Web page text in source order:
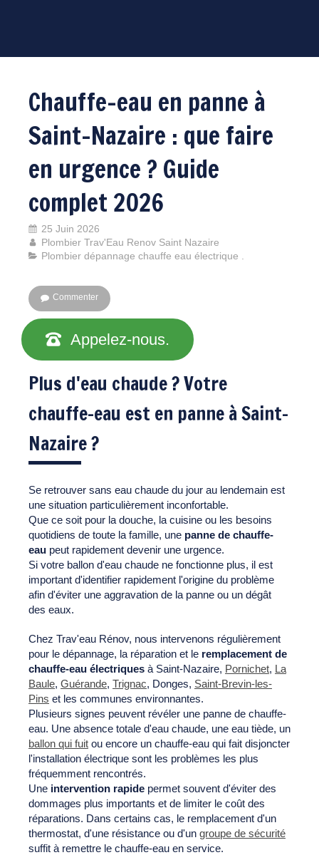
Chauffe-eau en panne à
Saint-Nazaire : que faire
en urgence ? Guide
complet 2026
25 Juin 2026
Plombier Trav'Eau Renov Saint Nazaire
Plombier dépannage chauffe eau électrique .
Commenter
Appelez-nous.
Plus d'eau chaude ? Votre
chauffe-eau est en panne à Saint-
Nazaire ?
Se retrouver sans eau chaude du jour au lendemain est
une situation particulièrement inconfortable.
Que ce soit pour la douche, la cuisine ou les besoins
quotidiens de toute la famille, une panne de chauffe-
eau peut rapidement devenir une urgence.
Si votre ballon d'eau chaude ne fonctionne plus, il est
important d'identifier rapidement l'origine du problème
afin d'éviter une aggravation de la panne ou un dégât
des eaux.
Chez Trav'eau Rénov, nous intervenons régulièrement
pour le dépannage, la réparation et le remplacement de
chauffe-eau électriques à Saint-Nazaire, Pornichet, La
Baule, Guérande, Trignac, Donges, Saint-Brevin-les-
Pins et les communes environnantes.
Plusieurs signes peuvent révéler une panne de chauffe-
eau. Une absence totale d'eau chaude, une eau tiède, un
ballon qui fuit ou encore un chauffe-eau qui fait disjoncter
l'installation électrique sont les problèmes les plus
fréquemment rencontrés.
Une intervention rapide permet souvent d'éviter des
dommages plus importants et de limiter le coût des
réparations. Dans certains cas, le remplacement d'un
thermostat, d'une résistance ou d'un groupe de sécurité
suffit à remettre le chauffe-eau en service.